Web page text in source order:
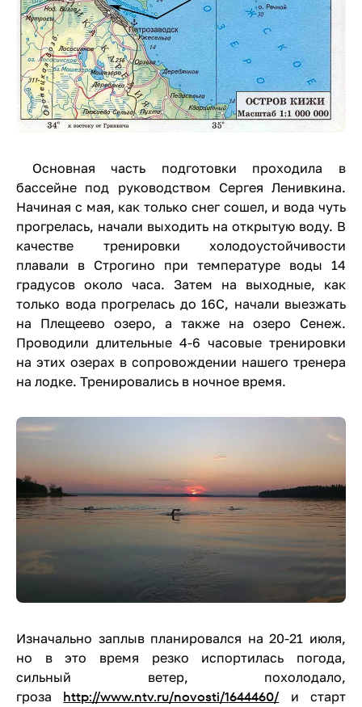
Основная часть подготовки проходила в
бассейне под руководством Сергея Ленивкина.
Начиная с мая, как только снег сошел, и вода чуть
прогрелась, начали выходить на открытую воду. В
качестве тренировки холодоустойчивости
плавали в Строгино при температуре воды 14
градусов около часа. Затем на выходные, как
только вода прогрелась до 16С, начали выезжать
на Плещеево озеро, а также на озеро Сенеж.
Проводили длительные 4-6 часовые тренировки
на этих озерах в сопровождении нашего тренера
на лодке. Тренировались в ночное время.
Изначально заплыв планировался на 20-21 июля,
но в это время резко испортилась погода,
сильный ветер, похолодало,
гроза http://www.ntv.ru/novosti/1644460/ и старт